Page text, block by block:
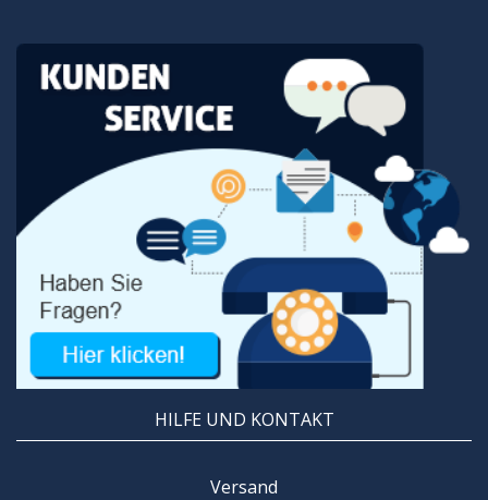
HILFE UND KONTAKT
Versand